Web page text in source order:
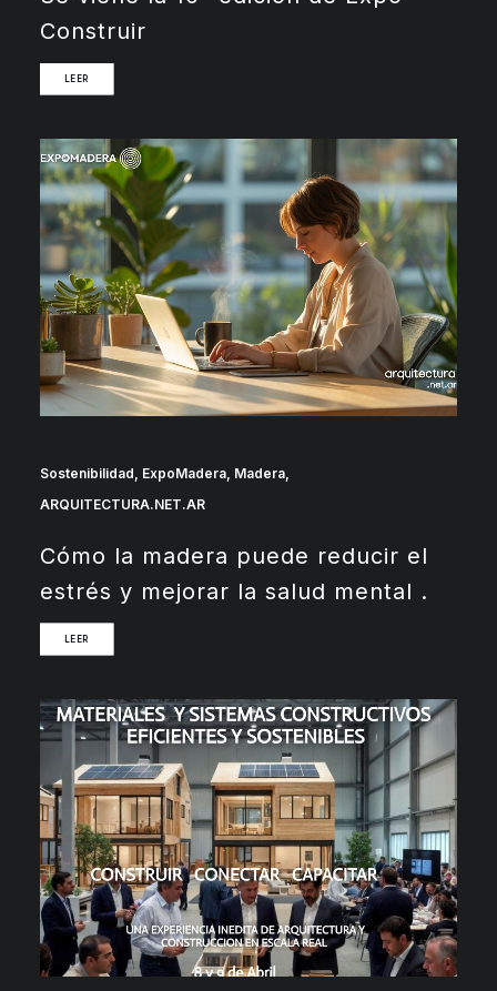
Construir
LEER
Sostenibilidad ExpoMadera Madera
ARQUITECTURA.NET.AR
Cómo la madera puede reducir el
estrés y mejorar la salud mental .
LEER